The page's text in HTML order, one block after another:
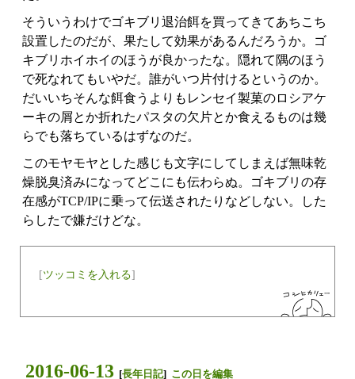
そういうわけでゴキブリ退治餌を買ってきてあちこち
設置したのだが、果たして効果があるんだろうか。ゴ
キブリホイホイのほうが良かったな。隠れて隅のほう
で死なれてもいやだ。誰がいつ片付けるというのか。
だいいちそんな餌食うよりもレンセイ製菓のロシアケ
ーキの屑とか折れたパスタの欠片とか食えるものは幾
らでも落ちているはずなのだ。
このモヤモヤとした感じも文字にしてしまえば無味乾
燥脱臭済みになってどこにも伝わらぬ。ゴキブリの存
在感がTCP/IPに乗って伝送されたりなどしない。した
らしたで嫌だけどな。
[ツッコミを入れる]
2016-06-13 [長年日記] この日を編集